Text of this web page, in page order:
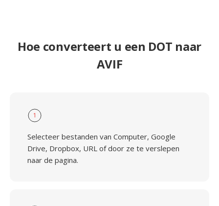
Hoe converteert u een DOT naar
AVIF
1
Selecteer bestanden van Computer, Google
Drive, Dropbox, URL of door ze te verslepen
naar de pagina.